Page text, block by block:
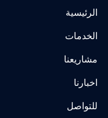
الرئيسية
الخدمات
مشاريعنا
اخبارنا
للتواصل